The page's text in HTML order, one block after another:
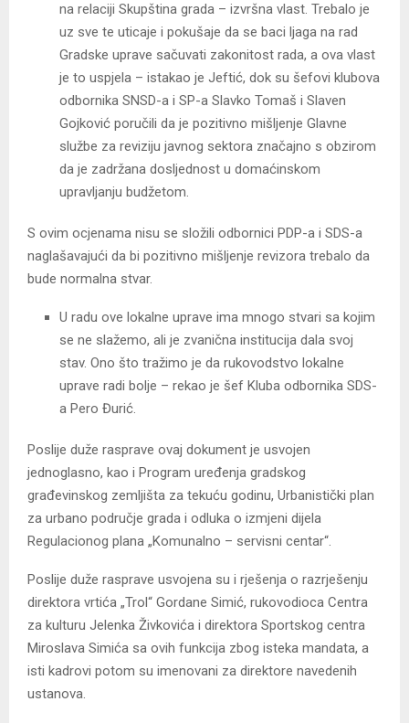
na relaciji Skupština grada – izvršna vlast. Trebalo je
uz sve te uticaje i pokušaje da se baci ljaga na rad
Gradske uprave sačuvati zakonitost rada, a ova vlast
je to uspjela – istakao je Jeftić, dok su šefovi klubova
odbornika SNSD-a i SP-a Slavko Tomaš i Slaven
Gojković poručili da je pozitivno mišljenje Glavne
službe za reviziju javnog sektora značajno s obzirom
da je zadržana dosljednost u domaćinskom
upravljanju budžetom.
S ovim ocjenama nisu se složili odbornici PDP-a i SDS-a
naglašavajući da bi pozitivno mišljenje revizora trebalo da
bude normalna stvar.
U radu ove lokalne uprave ima mnogo stvari sa kojim
se ne slažemo, ali je zvanična institucija dala svoj
stav. Ono što tražimo je da rukovodstvo lokalne
uprave radi bolje – rekao je šef Kluba odbornika SDS-
a Pero Đurić.
Poslije duže rasprave ovaj dokument je usvojen
jednoglasno, kao i Program uređenja gradskog
građevinskog zemljišta za tekuću godinu, Urbanistički plan
za urbano područje grada i odluka o izmjeni dijela
Regulacionog plana „Komunalno – servisni centar“.
Poslije duže rasprave usvojena su i rješenja o razrješenju
direktora vrtića „Trol“ Gordane Simić, rukovodioca Centra
za kulturu Jelenka Živkovića i direktora Sportskog centra
Miroslava Simića sa ovih funkcija zbog isteka mandata, a
isti kadrovi potom su imenovani za direktore navedenih
ustanova.